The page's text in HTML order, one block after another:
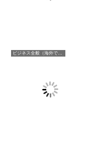
ビジネス全般（海外での働き方含む）